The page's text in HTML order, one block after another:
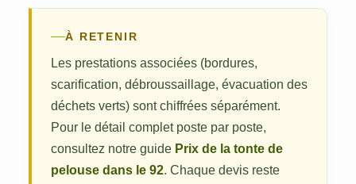
À RETENIR
Les prestations associées (bordures,
scarification, débroussaillage, évacuation des
déchets verts) sont chiffrées séparément.
Pour le détail complet poste par poste,
consultez notre guide Prix de la tonte de
pelouse dans le 92. Chaque devis reste